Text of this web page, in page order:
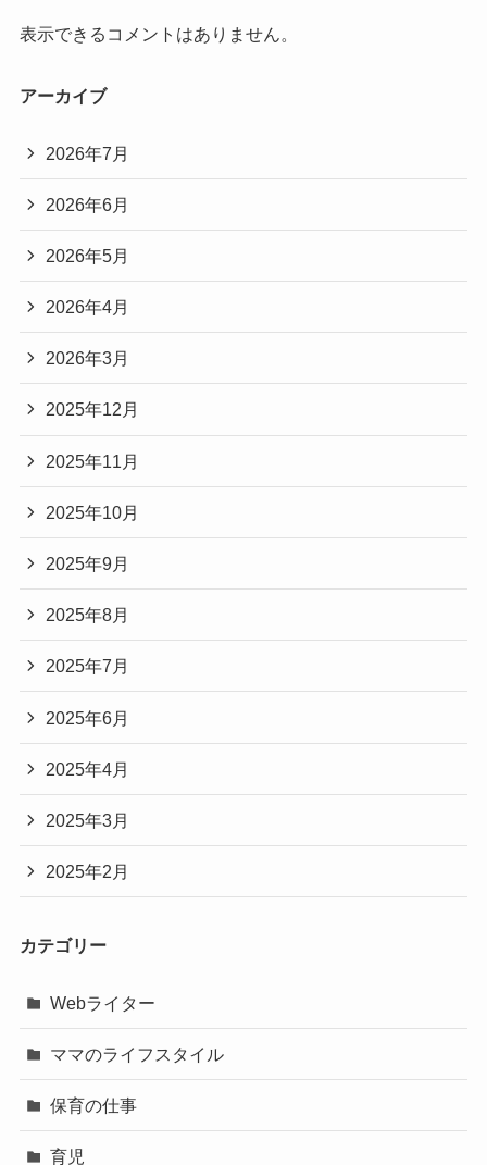
表示できるコメントはありません。
アーカイブ
2026年7月
2026年6月
2026年5月
2026年4月
2026年3月
2025年12月
2025年11月
2025年10月
2025年9月
2025年8月
2025年7月
2025年6月
2025年4月
2025年3月
2025年2月
カテゴリー
Webライター
ママのライフスタイル
保育の仕事
育児